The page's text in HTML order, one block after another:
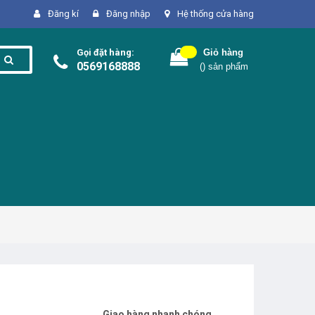
Đăng kí Đăng nhập Hệ thống cửa hàng
Gọi đặt hàng:
0569168888
Giỏ hàng
() sản phẩm